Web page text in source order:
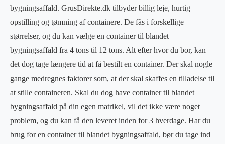
bygningsaffald. GrusDirekte.dk tilbyder billig leje, hurtig
opstilling og tømning af containere. De fås i forskellige
størrelser, og du kan vælge en container til blandet
bygningsaffald fra 4 tons til 12 tons. Alt efter hvor du bor, kan
det dog tage længere tid at få bestilt en container. Der skal nogle
gange medregnes faktorer som, at der skal skaffes en tilladelse til
at stille containeren. Skal du dog have container til blandet
bygningsaffald på din egen matrikel, vil det ikke være noget
problem, og du kan få den leveret inden for 3 hverdage. Har du
brug for en container til blandet bygningsaffald, bør du tage ind